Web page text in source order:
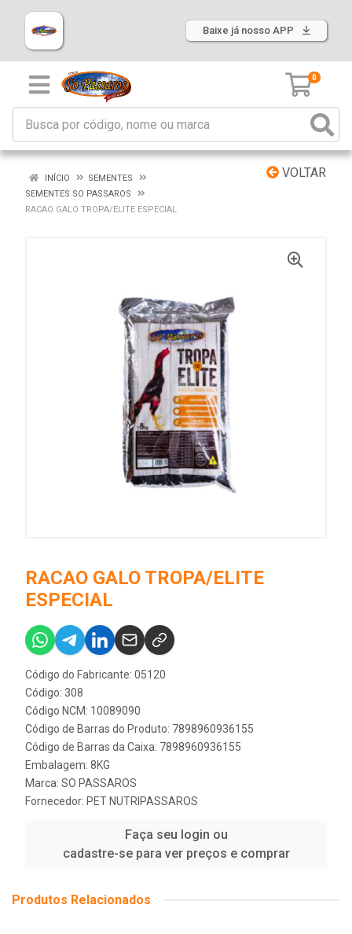
Baixe já nosso APP
0
VOLTAR
INÍCIO
SEMENTES
SEMENTES SO PASSAROS
RACAO GALO TROPA/ELITE ESPECIAL
RACAO GALO TROPA/ELITE
ESPECIAL
Código do Fabricante: 05120
Código: 308
Código NCM: 10089090
Código de Barras do Produto: 7898960936155
Código de Barras da Caixa: 7898960936155
Embalagem: 8KG
Marca: SO PASSAROS
Fornecedor: PET NUTRIPASSAROS
Faça seu login ou
cadastre-se para ver preços e comprar
Produtos Relacionados